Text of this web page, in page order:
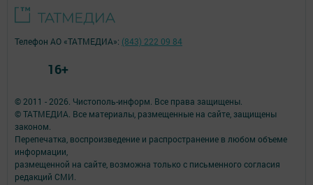
© 2011 - 2026. Чистополь-информ. Все права защищены.
© ТАТМЕДИА. Все материалы, размещенные на сайте, защищены
законом.
Перепечатка, воспроизведение и распространение в любом объеме
информации,
размещенной на сайте, возможна только с письменного согласия
редакций СМИ.
Телефон АО «ТАТМЕДИА»: (843) 222 09 84
16+